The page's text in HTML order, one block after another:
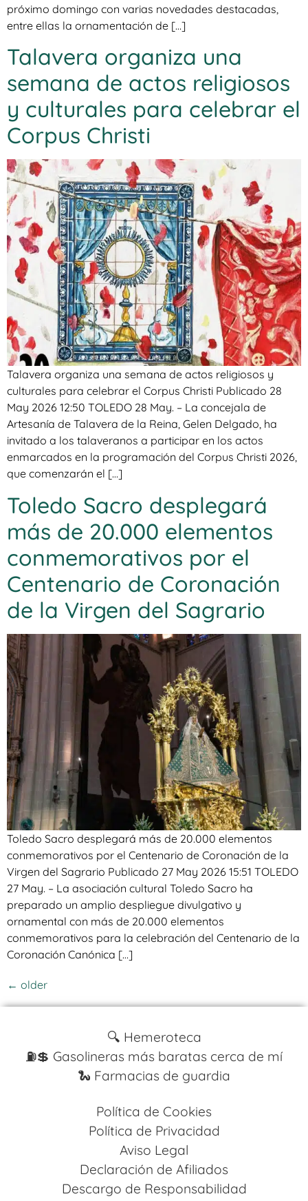
próximo domingo con varias novedades destacadas,
entre ellas la ornamentación de […]
Talavera organiza una
semana de actos religiosos
y culturales para celebrar el
Corpus Christi
Talavera organiza una semana de actos religiosos y
culturales para celebrar el Corpus Christi Publicado 28
May 2026 12:50 TOLEDO 28 May. – La concejala de
Artesanía de Talavera de la Reina, Gelen Delgado, ha
invitado a los talaveranos a participar en los actos
enmarcados en la programación del Corpus Christi 2026,
que comenzarán el […]
Toledo Sacro desplegará
más de 20.000 elementos
conmemorativos por el
Centenario de Coronación
de la Virgen del Sagrario
Toledo Sacro desplegará más de 20.000 elementos
conmemorativos por el Centenario de Coronación de la
Virgen del Sagrario Publicado 27 May 2026 15:51 TOLEDO
27 May. – La asociación cultural Toledo Sacro ha
preparado un amplio despliegue divulgativo y
ornamental con más de 20.000 elementos
conmemorativos para la celebración del Centenario de la
Coronación Canónica […]
← older
🔍 Hemeroteca
⛽️💲 Gasolineras más baratas cerca de mí
🐍 Farmacias de guardia
Política de Cookies
Política de Privacidad
Aviso Legal
Declaración de Afiliados
Descargo de Responsabilidad